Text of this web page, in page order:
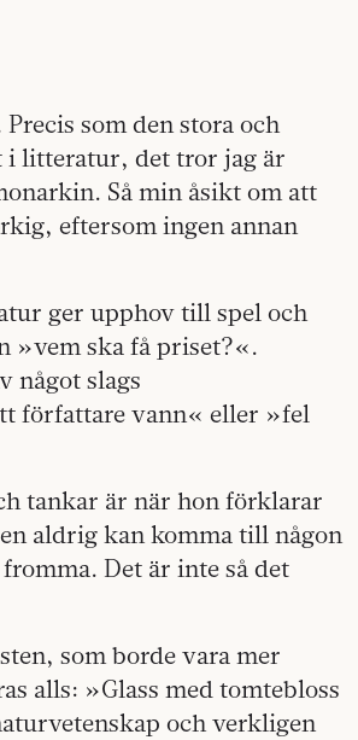
som den stora och
i litteratur, det tror jag är
Så min åsikt om att
eftersom ingen annan
ger upphov till spel och
»vem ska få priset?«.
något slags
författare vann« eller »fel
tankar är när hon förklarar
aldrig kan komma till någon
Det är inte så det
som borde vara mer
alls: »Glass med tomtebloss
och verkligen